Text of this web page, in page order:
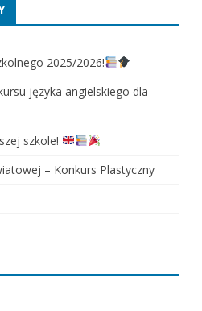
2025/2026!
języka angielskiego dla
szkole!
– Konkurs Plastyczny